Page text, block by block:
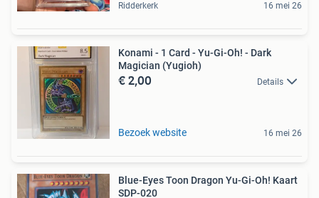
Ridderkerk 16 mei 26
Konami - 1 Card - Yu-Gi-Oh! - Dark
Magician (Yugioh)
€ 2,00 Details
Bezoek website 16 mei 26
Blue-Eyes Toon Dragon Yu-Gi-Oh! Kaart
SDP-020